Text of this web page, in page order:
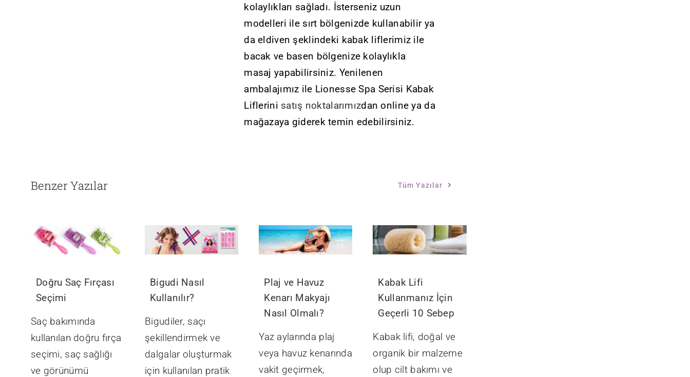
kolaylıkları sağladı. İsterseniz uzun
modelleri ile sırt bölgenizde kullanabilir ya
da eldiven şeklindeki kabak liflerimiz ile
bacak ve basen bölgenize kolaylıkla
masaj yapabilirsiniz. Yenilenen
ambalajımız ile Lionesse Spa Serisi Kabak
Liflerini satış noktalarımızdan online ya da
mağazaya giderek temin edebilirsiniz.
Benzer Yazılar Tüm Yazılar
Doğru Saç Fırçası
Seçimi
Saç bakımında
kullanılan doğru fırça
seçimi, saç sağlığı
ve görünümü
Bigudi Nasıl
Kullanılır?
Bigudiler, saçı
şekillendirmek ve
dalgalar oluşturmak
için kullanılan pratik
Plaj ve Havuz
Kenarı Makyajı
Nasıl Olmalı?
Yaz aylarında plaj
veya havuz kenarında
vakit geçirmek,
Kabak Lifi
Kullanmanız İçin
Geçerli 10 Sebep
Kabak lifi, doğal ve
organik bir malzeme
olup cilt bakımı ve